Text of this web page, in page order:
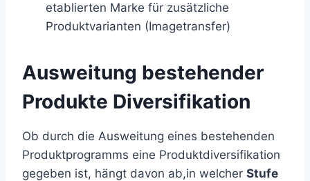
etablierten Marke für zusätzliche
Produktvarianten (Imagetransfer)
Ausweitung bestehender
Produkte Diversifikation
Ob durch die Ausweitung eines bestehenden
Produktprogramms eine Produktdiversifikation
gegeben ist, hängt davon ab,in welcher Stufe